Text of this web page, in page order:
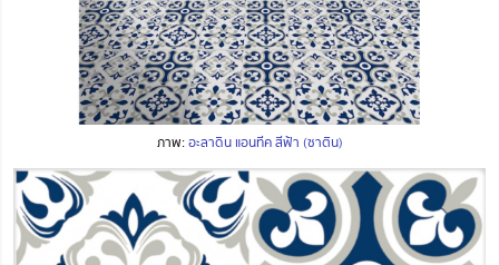
ภาพ:อะลาดิน แอนทีค สีฟ้า (ซาติน)